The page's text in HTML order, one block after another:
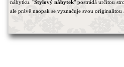
nábytku. "Stylový nábytek" postrádá určitou
ale právě naopak se vyznačuje svou originalitou